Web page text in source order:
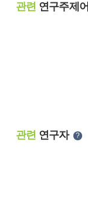
관련 연구주제어
관련 연구자 ?